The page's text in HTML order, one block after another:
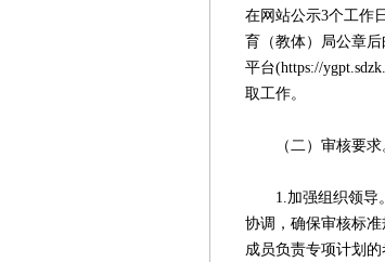
在网站公示3个工作
育（教体）局公章
平台(https://
取工作。
（二）审核要求
1.加强组织领导。
协调，确保审核标
成员负责专项计划